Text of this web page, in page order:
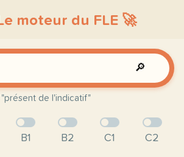
moteur du FLE 🚀
🔎
"présent de l'indicatif"
B1 B2 C1 C2